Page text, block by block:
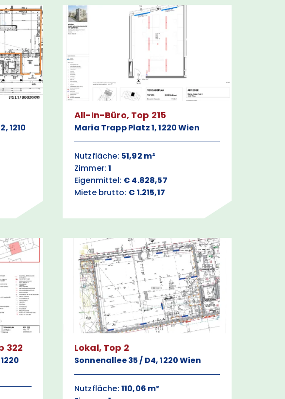
1210
All-In-Büro, Top 215
Maria Trapp Platz 1, 1220 Wien
Nutzfläche: 51,92 m²
Zimmer:1
Eigenmittel: € 4.828,57
Miete brutto: € 1.215,17
322 Lokal, Top 2
Sonnenallee 35 / D4, 1220 Wien
Nutzfläche: 110,06 m²